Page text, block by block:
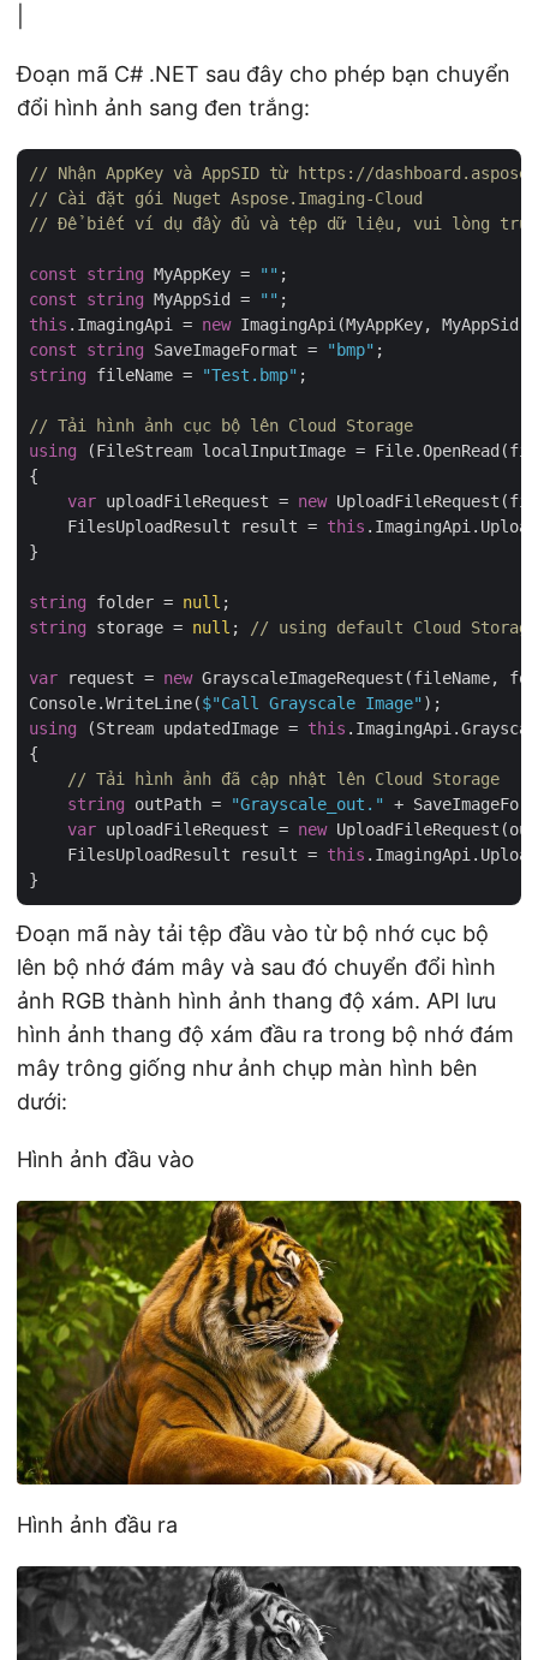
Đoạn mã C# .NET sau đây cho phép bạn chuyển
đổi hình ảnh sang đen trắng:
// Nhận AppKey và AppSID từ https://
// Cài đặt gói Nuget Aspose.Imaging-Cloud
// Để biết ví dụ đầy đủ và tệp dữ liệu, vui lòng truy
const string MyAppKey = ""
const
string MyAppSid = ""
this .ImagingApi = new ImagingApi(MyAppKey, MyAppSid,
const
string SaveImageFormat = "bmp"
string fileName = "Test.bmp" ;
// Tải hình ảnh cục bộ lên Cloud Storage
using (FileStream localInputImage =
{
var uploadFileRequest = new
    FilesUploadResult result =
this
}
string folder = null
string storage = null ; // using default Cloud Storage
var request = new GrayscaleImageRequest(fileName,
Console.WriteLine($"Call Grayscale Image"
using (Stream updatedImage = this
{
// Tải hình ảnh đã cập nhật lên Cloud Storage
string outPath = "Grayscale_out."
+
var uploadFileRequest = new
    FilesUploadResult result =
this
Đoạn mã này tải tệp đầu vào từ bộ nhớ cục bộ
lên bộ nhớ đám mây và sau đó chuyển đổi hình
ảnh RGB thành hình ảnh thang độ xám. API lưu
hình ảnh thang độ xám đầu ra trong bộ nhớ đám
mây trông giống như ảnh chụp màn hình bên
dưới:
Hình ảnh đầu vào
Hình ảnh đầu ra